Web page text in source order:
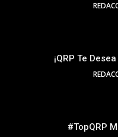
¡QRP Te
#TopQRP